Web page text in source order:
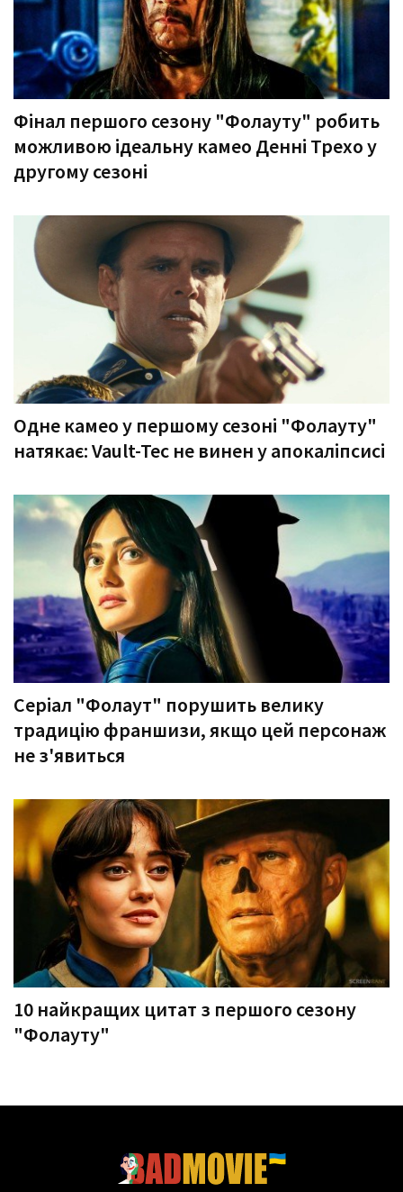
Фінал першого сезону "Фолауту" робить
можливою ідеальну камео Денні Трехо у
другому сезоні
Одне камео у першому сезоні "Фолауту"
натякає: Vault-Tec не винен у апокаліпсисі
Серіал "Фолаут" порушить велику
традицію франшизи, якщо цей персонаж
не з'явиться
10 найкращих цитат з першого сезону
"Фолауту"